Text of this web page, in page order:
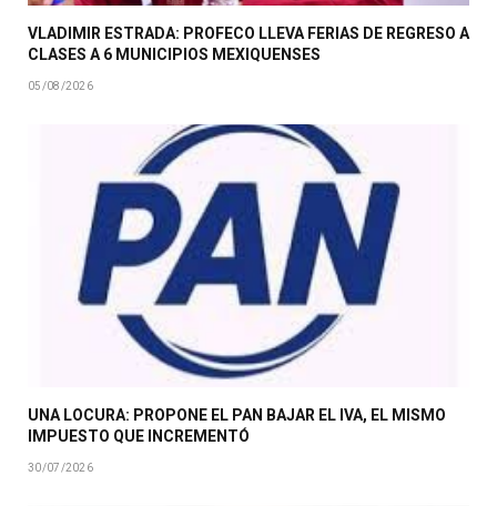
VLADIMIR ESTRADA: PROFECO LLEVA FERIAS DE REGRESO A
CLASES A 6 MUNICIPIOS MEXIQUENSES
05/08/2026
UNA LOCURA: PROPONE EL PAN BAJAR EL IVA, EL MISMO
IMPUESTO QUE INCREMENTÓ
30/07/2026